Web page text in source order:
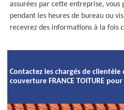
assurées par cette entreprise, vous
pendant les heures de bureau ou
recevrez des informations à la fois
Contactez les chargés de clientèle
couverture FRANCE TOITURE